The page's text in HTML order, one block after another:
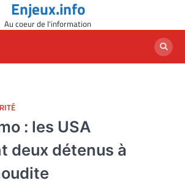
Enjeux.info
Au coeur de l'information
: les USA
deux détenus à